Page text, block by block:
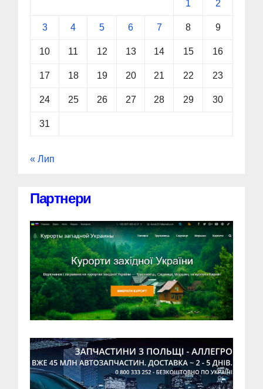
1 2
3 4 5 6 7 8 9
10 11 12 13 14 15 16
17 18 19 20 21 22 23
24 25 26 27 28 29 30
31
« Лип
Партнери